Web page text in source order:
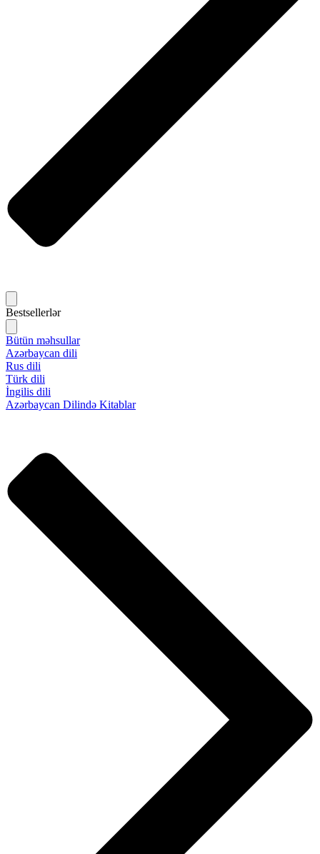
Bestsellerlər
Bütün məhsullar
Azərbaycan dili
Rus dili
Türk dili
İngilis dili
Azərbaycan Dilində Kitablar